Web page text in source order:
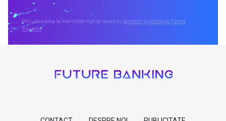
Prin abonarea la newsletter ești de acord cu termenii și condițiile Future
Banking